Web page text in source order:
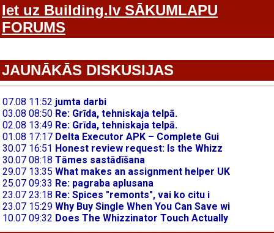
Iet uz Building.lv SĀKUMLAPU
FORUMS
JAUNĀKĀS DISKUSIJAS